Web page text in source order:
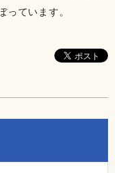
ています。